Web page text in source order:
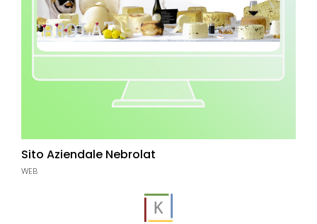
Sito Aziendale Nebrolat
WEB